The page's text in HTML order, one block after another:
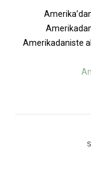
Amerikadaniste